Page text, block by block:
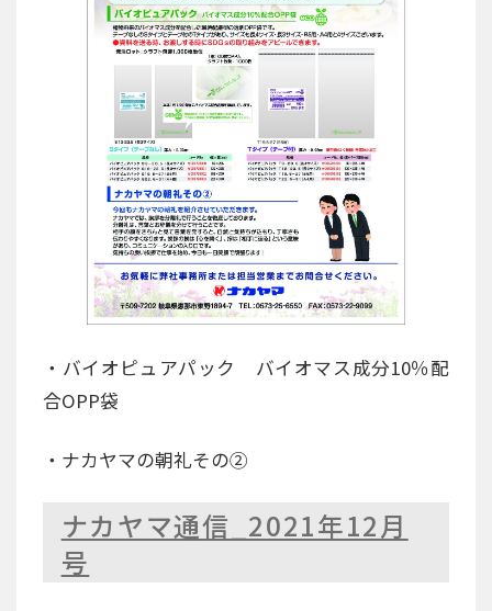
・バイオピュアパック バイオマス成分10％配
合OPP袋
・ナカヤマの朝礼その②
ナカヤマ通信_2021年12月
号